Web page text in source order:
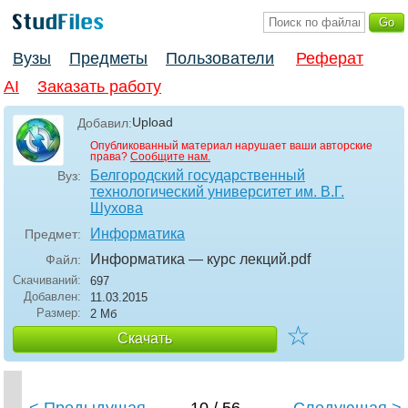
Вузы Предметы Пользователи
Реферат
AI
Заказать работу
Добавил:Upload
Опубликованный материал нарушает ваши авторские
права? Сообщите нам.
Вуз:
Белгородский государственный
технологический университет им. В.Г.
Шухова
Предмет: Информатика
Файл: Информатика — курс лекций.pdf
Скачиваний:
697
Добавлен:
11.03.2015
Размер:
2 Мб
Скачать ☆